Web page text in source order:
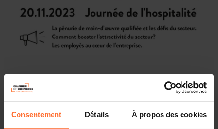
Consentement Détails À propos des cookies
L'événement "Hospitality 2023" du 20 novembre est une
ce qui est à venir, en créant une image authentique et